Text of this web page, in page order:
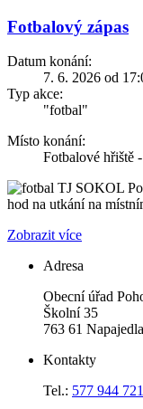
Fotbalový zápas
Datum konání:
7. 6. 2026 od
Typ akce:
"fotbal"
Místo konání:
Fotbalové hřiště
TJ SOKOL
hod na utkání na
Zobrazit více
Adresa
Obecní úřad
Školní 35
763 61 Napajedla
Kontakty
Tel.: 577 944 721